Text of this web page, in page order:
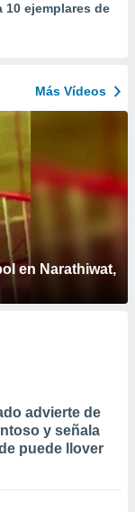
10 ejemplares de
Más Vídeos
en Narathiwat,
advierte de
y señala
puede llover